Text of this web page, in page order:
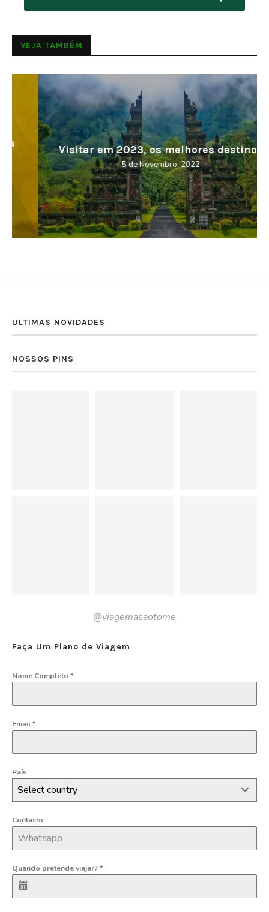
VEJA TAMBÉM
Visitar em 2023, os melhores destinos
5 de Novembro, 2022
ULTIMAS NOVIDADES
NOSSOS PINS
@viagemasaotome
Faça Um Plano de Viagem
Nome Completo *
Email*
País
Select country
Contacto
Quando pretende viajar?*